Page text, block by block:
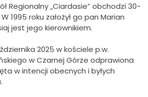
Regionalny „Ciardasie” obchodzi 30-
1995 roku założył go pan Marian
jest jego kierownikiem.
2025 w kościele p.w.
w Czarnej Górze odprawiona
w intencji obecnych i byłych